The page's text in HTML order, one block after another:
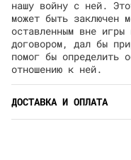
нашу войну с ней.
может быть заключен
оставленным вне игры
договором, дал бы
помог бы определить
отношению к ней.
ДОСТАВКА И ОПЛАТА